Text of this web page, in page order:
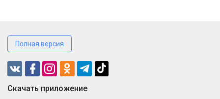
Полная версия
Cкачать приложение